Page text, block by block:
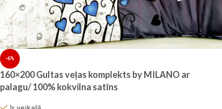
-6%
160×200 Gultas veļas komplekts by MILANO ar
palagu/ 100% kokvilna satīns